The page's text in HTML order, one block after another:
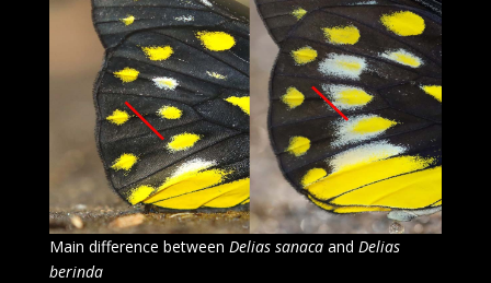
Main difference between Delias sanaca and Delias
berinda